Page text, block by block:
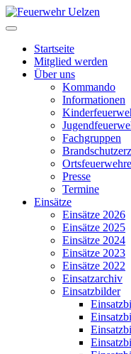
Startseite
Mitglied werden
Über uns
Kommando
Informationen
Fachgruppen
Presse
Termine
Einsätze
Einsätze 2026
Einsätze 2025
Einsätze 2024
Einsätze 2023
Einsätze 2022
Einsatzarchiv
Einsatzbilder